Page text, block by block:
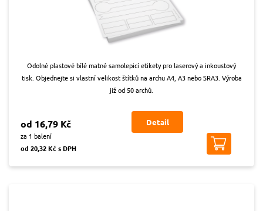
Odolné plastové bílé matné samolepicí etikety pro laserový a inkoustový
tisk. Objednejte si vlastní velikost štítků na archu A4, A3 nebo SRA3. Výroba
již od 50 archů.
od 16,79 Kč
za 1 balení
od 20,32 Kč s DPH
Detail